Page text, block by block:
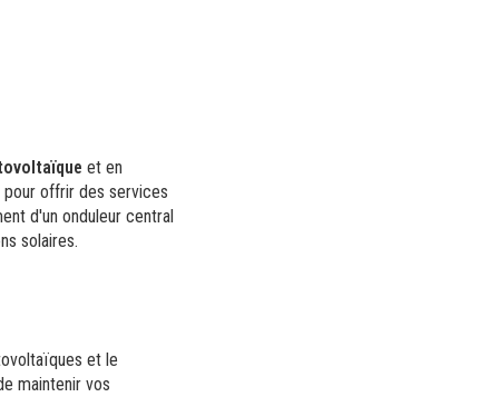
et en
pour offrir des services
d'un onduleur central
solaires.
et le
maintenir vos